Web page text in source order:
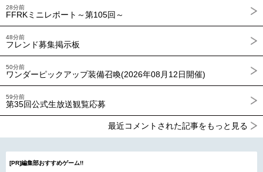
28分前
FFRKミニレポート～第105回～
48分前
フレンド募集掲示板
50分前
ワンダーピックアップ装備召喚(2026年08月12日開催)
59分前
第35回公式生放送観覧応募
最近コメントされた記事をもっと見る
[PR]編集部おすすめゲーム!!